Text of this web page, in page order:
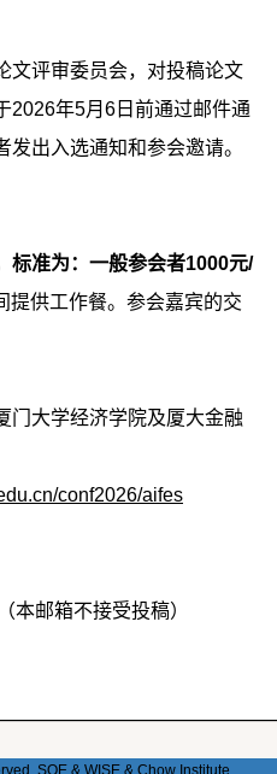
文评审委员会，对投稿论文
2026年5月6日前通过邮件通
出入选通知和参会邀请。
标准为：一般参会者1000元/
提供工作餐。参会嘉宾的交
门大学经济学院及厦大金融
conf2026/aifes
本邮箱不接受投稿）
SOE & WISE & Chow Institute